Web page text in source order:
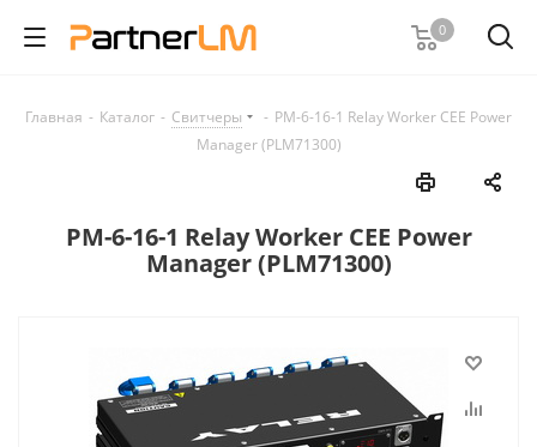
0
Главная - Каталог - Свитчеры - PM-6-16-1 Relay Worker CEE Power
Manager (PLM71300)
PM-6-16-1 Relay Worker CEE Power
Manager (PLM71300)